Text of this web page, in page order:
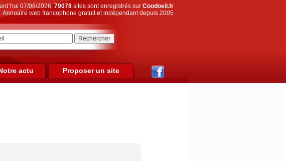
07/08/2026,79078sites sont enregistrés sur Coodoeil.fr
Annuaire web francophone gratuit et indépendant depuis 2005
actu Proposer un site